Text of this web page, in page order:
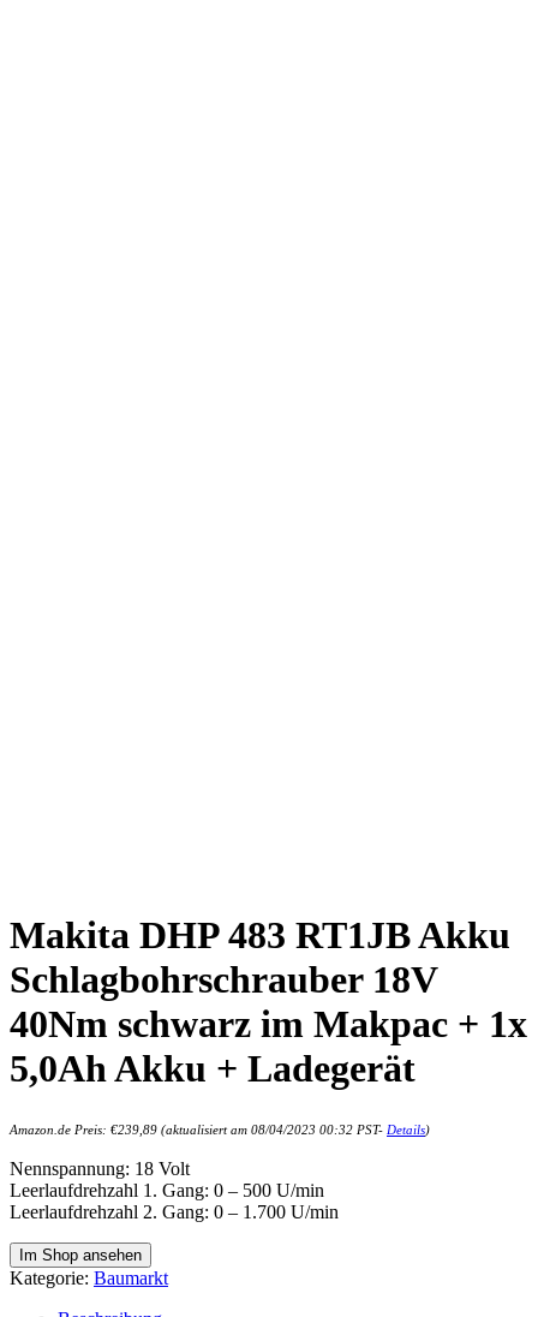
Makita DHP 483 RT1JB Akku
Schlagbohrschrauber 18V
40Nm schwarz im Makpac + 1x
5,0Ah Akku + Ladegerät
Amazon.de Preis: €239,89 (aktualisiert am 08/04/2023 00:32 PST- Details)
Nennspannung: 18 Volt
Leerlaufdrehzahl 1. Gang: 0 – 500 U/min
Leerlaufdrehzahl 2. Gang: 0 – 1.700 U/min
Im Shop ansehen
Kategorie: Baumarkt